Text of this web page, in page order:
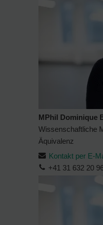
MPhil Dominique
Wissenschaftliche
Äquivalenz
Kontakt per E-
+41 31 632 20